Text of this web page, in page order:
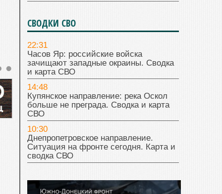
СВОДКИ СВО
22:31
Часов Яр: российские войска
зачищают западные окраины. Сводка
и карта СВО
14:48
Купянское направление: река Оскол
больше не преграда. Сводка и карта
СВО
10:30
Днепропетровское направление.
Ситуация на фронте сегодня. Карта и
сводка СВО